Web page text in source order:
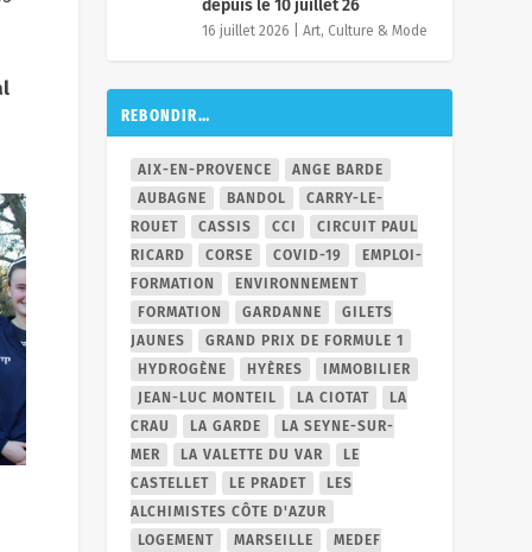
depuis le 10 juillet 26
16 juillet 2026 |Art, Culture & Mode
REBONDIR…
AIX-EN-PROVENCE
ANGE BARDE
AUBAGNE
BANDOL
CARRY-LE-
ROUET
CASSIS CCI
CIRCUIT PAUL
RICARD
CORSE COVID-19
EMPLOI-
FORMATION
ENVIRONNEMENT
FORMATION
GARDANNE
GILETS
JAUNES
GRAND PRIX DE FORMULE 1
HYDROGÈNE
HYÈRES
IMMOBILIER
JEAN-LUC MONTEIL
LA CIOTAT
LA
CRAU
LA GARDE
LA SEYNE-SUR-
MER
LA VALETTE DU VAR
LE
CASTELLET
LE PRADET
LES
ALCHIMISTES CÔTE D'AZUR
LOGEMENT
MARSEILLE
MEDEF